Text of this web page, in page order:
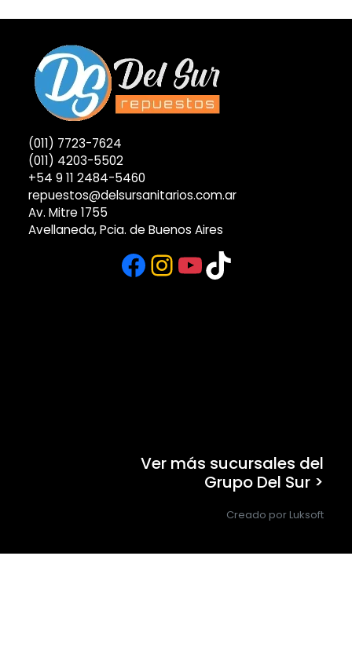
(011) 7723-7624
(011) 4203-5502
+54 9 11 2484-5460
repuestos@delsursanitarios.com.ar
Av. Mitre 1755
Avellaneda, Pcia. de Buenos Aires
Facebook
Instagram
YouTube
TikTok
Ver más sucursales del
Grupo Del Sur >
Creado por Luksoft